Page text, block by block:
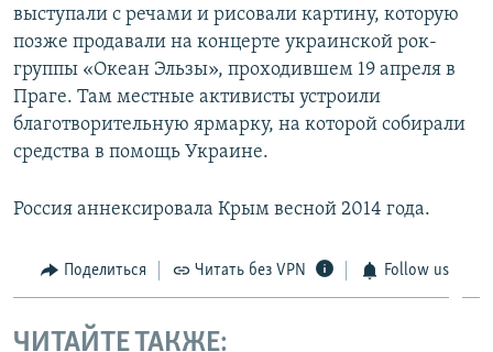
выступали с речами и рисовали картину, которую
позже продавали на концерте украинской рок-
группы «Океан Эльзы», проходившем 19 апреля в
Праге. Там местные активисты устроили
благотворительную ярмарку, на которой собирали
средства в помощь Украине.
Россия аннексировала Крым весной 2014 года.
Поделиться Читать без VPN Follow us
ЧИТАЙТЕ ТАКЖЕ: